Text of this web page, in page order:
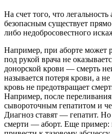
На счет того, что
безопасным существует
либо недобросовестного
Например, при aбopте может
под рукой врача не
донорской крови — cмepть
называется потеря крови, а
кровь не предотвращает
Например, после
сывороточным гепатитом и
Диагноз ставят — гепатит.
cмepти — aбopт. Еще пример: